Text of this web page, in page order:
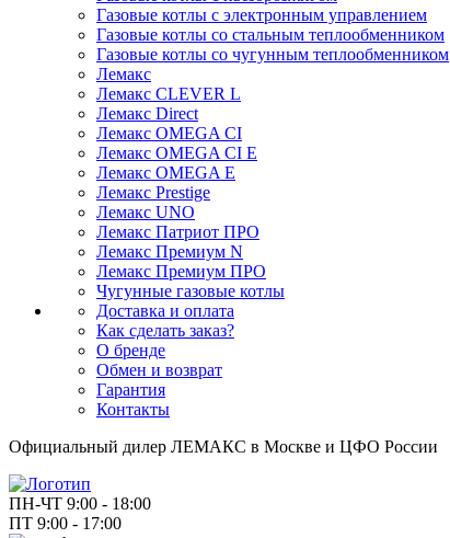
Газовые котлы с электронным управлением
Газовые котлы со стальным теплообменником
Газовые котлы со чугунным теплообменником
Лемакс
Лемакс CLEVER L
Лемакс Direct
Лемакс OMEGA CI
Лемакс OMEGA CI E
Лемакс OMEGA E
Лемакс Prestige
Лемакс UNO
Лемакс Патриот ПРО
Лемакс Премиум N
Лемакс Премиум ПРО
Чугунные газовые котлы
Доставка и оплата
Как сделать заказ?
О бренде
Обмен и возврат
Гарантия
Контакты
Официальный дилер ЛЕМАКС в Москве и ЦФО России
ПН-ЧТ 9:00 - 18:00
ПТ 9:00 - 17:00